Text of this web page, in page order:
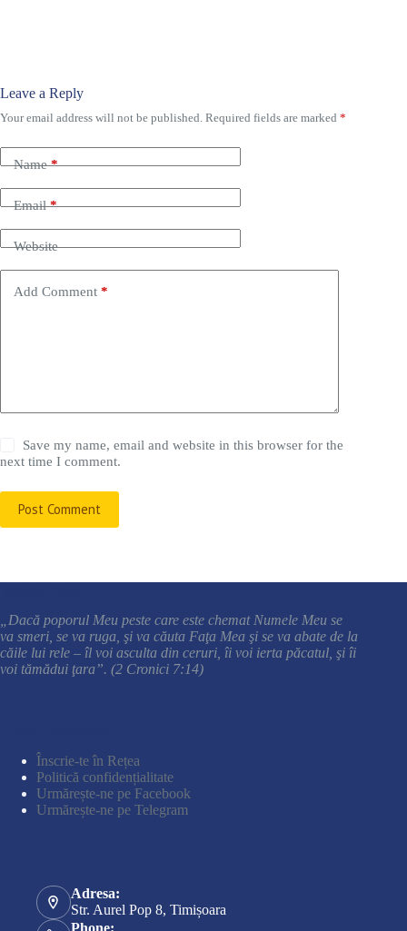
Leave a Reply
Your email address will not be published. Required fields are marked *
Name*
Email*
Website
Add Comment *
Save my name, email and website in this browser for the
next time I comment.
Post Comment
„Dacă poporul Meu peste care este chemat Numele Meu se
va smeri, se va ruga, şi va căuta Faţa Mea şi se va abate de la
căile lui rele – îl voi asculta din ceruri, îi voi ierta păcatul, şi îi
voi tămădui ţara”. (2 Cronici 7:14)
Înscrie-te în Rețea
Politică confidențialitate
Urmărește-ne pe Facebook
Urmărește-ne pe Telegram
Adresa:
Str. Aurel Pop 8, Timișoara
Phone: